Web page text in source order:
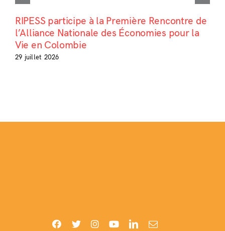
RIPESS participe à la Première Rencontre de
l’Alliance Nationale des Économies pour la
Vie en Colombie
29 juillet 2026